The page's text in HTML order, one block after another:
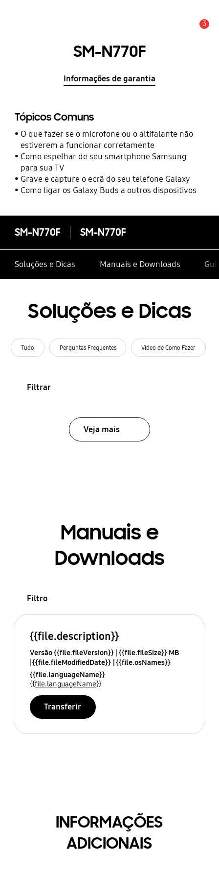
3
SM-N770F
Informações de garantia
Tópicos Comuns
O que fazer se o microfone ou o altifalante não
estiverem a funcionar corretamente
Como espelhar de seu smartphone Samsung
para sua TV
Grave e capture o ecrã do seu telefone Galaxy
Como ligar os Galaxy Buds a outros dispositivos
SM-N770F SM-N770F
Soluções e Dicas Manuais e Downloads
Soluções e Dicas
Tudo Perguntas Frequentes Vídeo de Como Fazer
Filtrar
Veja mais
Manuais e
Downloads
Filtro
{{file.description}}
Versão {{file.fileVersion}} {{file.fileSize}} MB
{{file.fileModifiedDate}} {{file.osNames}}
{{file.languageName}}
{{file.languageName}}
Transferir
INFORMAÇÕES
ADICIONAIS